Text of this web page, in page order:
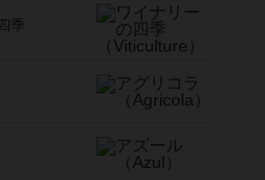
季